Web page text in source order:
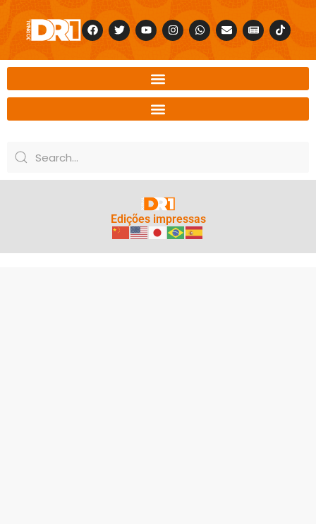
Edições impressas